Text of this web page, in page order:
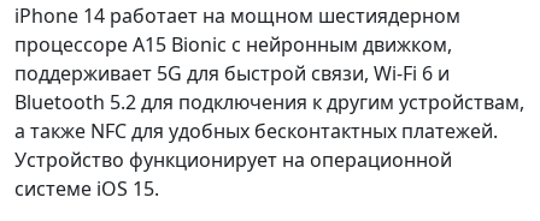
iPhone 14 работает на мощном шестиядерном
процессоре A15 Bionic с нейронным движком,
поддерживает 5G для быстрой связи, Wi-Fi 6 и
Bluetooth 5.2 для подключения к другим устройствам,
а также NFC для удобных бесконтактных платежей.
Устройство функционирует на операционной
системе iOS 15.